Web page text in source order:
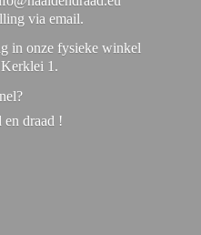
via email.
in onze fysieke winkel
1.
en draad !